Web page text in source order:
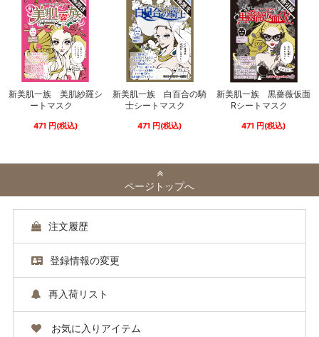
新美肌一族 美肌紗羅シ
ートマスク
471 円 (税込)
新美肌一族 白百合の騎
士シートマスク
471 円 (税込)
新美肌一族 黒薔薇仮面
Rシートマスク
471 円 (税込)
ページトップへ
注文履歴
登録情報の変更
再入荷リスト
お気に入りアイテム